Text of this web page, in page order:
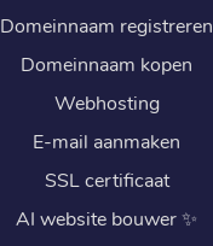
Domeinnaam registreren
Domeinnaam kopen
Webhosting
E-mail aanmaken
SSL certificaat
AI website bouwer✨